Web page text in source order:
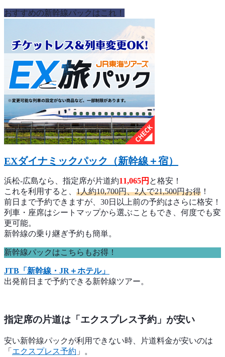
おすすめの新幹線パックはこれ！
EXダイナミックパック（新幹線＋宿）
浜松-広島なら、指定席が片道約11,065円 と格安！
これを利用すると、 1人約10,700円、2人で21,500円お得 ！
前日まで予約できますが、30日以上前の予約はさらに格安！
列車・座席はシートマップから選ぶこともでき、何度でも変
更可能。
新幹線の乗り継ぎ予約も簡単。
新幹線パックはこちらもお得！
JTB「新幹線・JR＋ホテル」
出発前日まで予約できる新幹線ツアー。
指定席の片道は「エクスプレス予約」が安い
安い新幹線パックが利用できない時、片道料金が安いのは
「 エクスプレス予約 」。